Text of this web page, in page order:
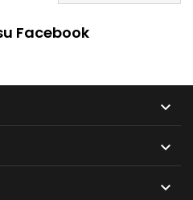
Facebook


